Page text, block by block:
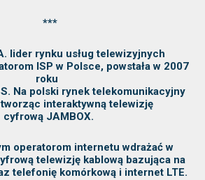
***
lider rynku usług telewizyjnych
ISP w Polsce, powstała w 2007
roku
Na polski rynek telekomunikacyjny
interaktywną telewizję
cyfrową JAMBOX.
operatorom internetu wdrażać w
telewizję kablową bazująca na
telefonię komórkową i internet LTE.